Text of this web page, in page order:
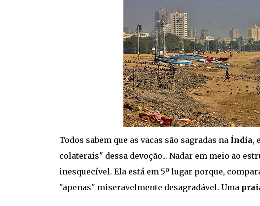
Todos sabem que as vacas são sagradas na Índia,
colaterais" dessa devoção... Nadar em meio ao
inesquecível. Ela está em 5º lugar porque,
"apenas"miseravelmentedesagradável. Uma